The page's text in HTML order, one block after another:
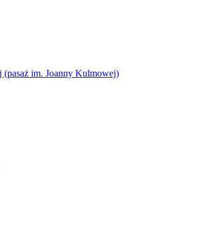
(pasaż im. Joanny Kulmowej)